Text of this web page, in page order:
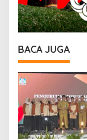
BACA JUGA